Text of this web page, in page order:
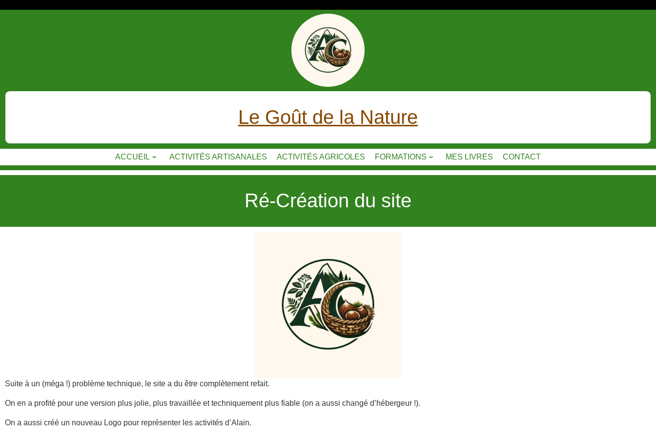
Le Goût de la Nature
ACCUEIL ACTIVITÉS ARTISANALES ACTIVITÉS AGRICOLES FORMATIONS MES LIVRES CONTACT
Ré-Création du site
Suite à un (méga !) problème technique, le site a du être complètement refait.
On en a profité pour une version plus jolie, plus travaillée et techniquement plus fiable (on a aussi changé d’hébergeur !).
On a aussi créé un nouveau Logo pour représenter les activités d’Alain.